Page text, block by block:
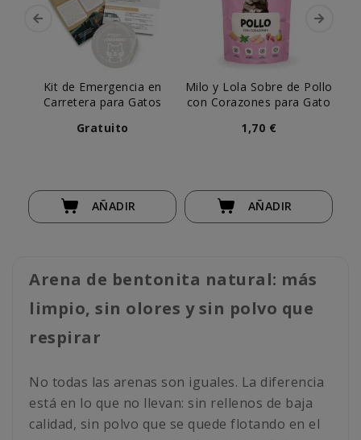
Kit de Emergencia en
Carretera para Gatos
Gratuito
AÑADIR
Milo y Lola Sobre de Pollo
con Corazones para Gato
1,70 €
AÑADIR
Arena de bentonita natural: más
limpio, sin olores y sin polvo que
respirar
No todas las arenas son iguales. La diferencia
está en lo que no llevan: sin rellenos de baja
calidad, sin polvo que se quede flotando en el